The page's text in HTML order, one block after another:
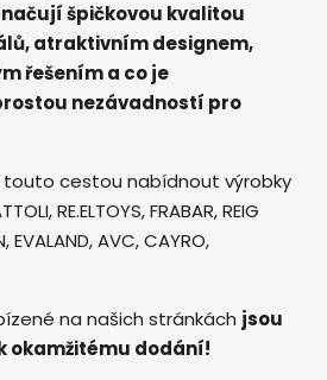
špičkovou kvalitou
atraktivním designem,
řešením a co je
nezávadností pro
touto cestou nabídnout výrobky
RE.ELTOYS, FRABAR, REIG
EVALAND, AVC, CAYRO,
na našich stránkách jsou
okamžitému dodání!